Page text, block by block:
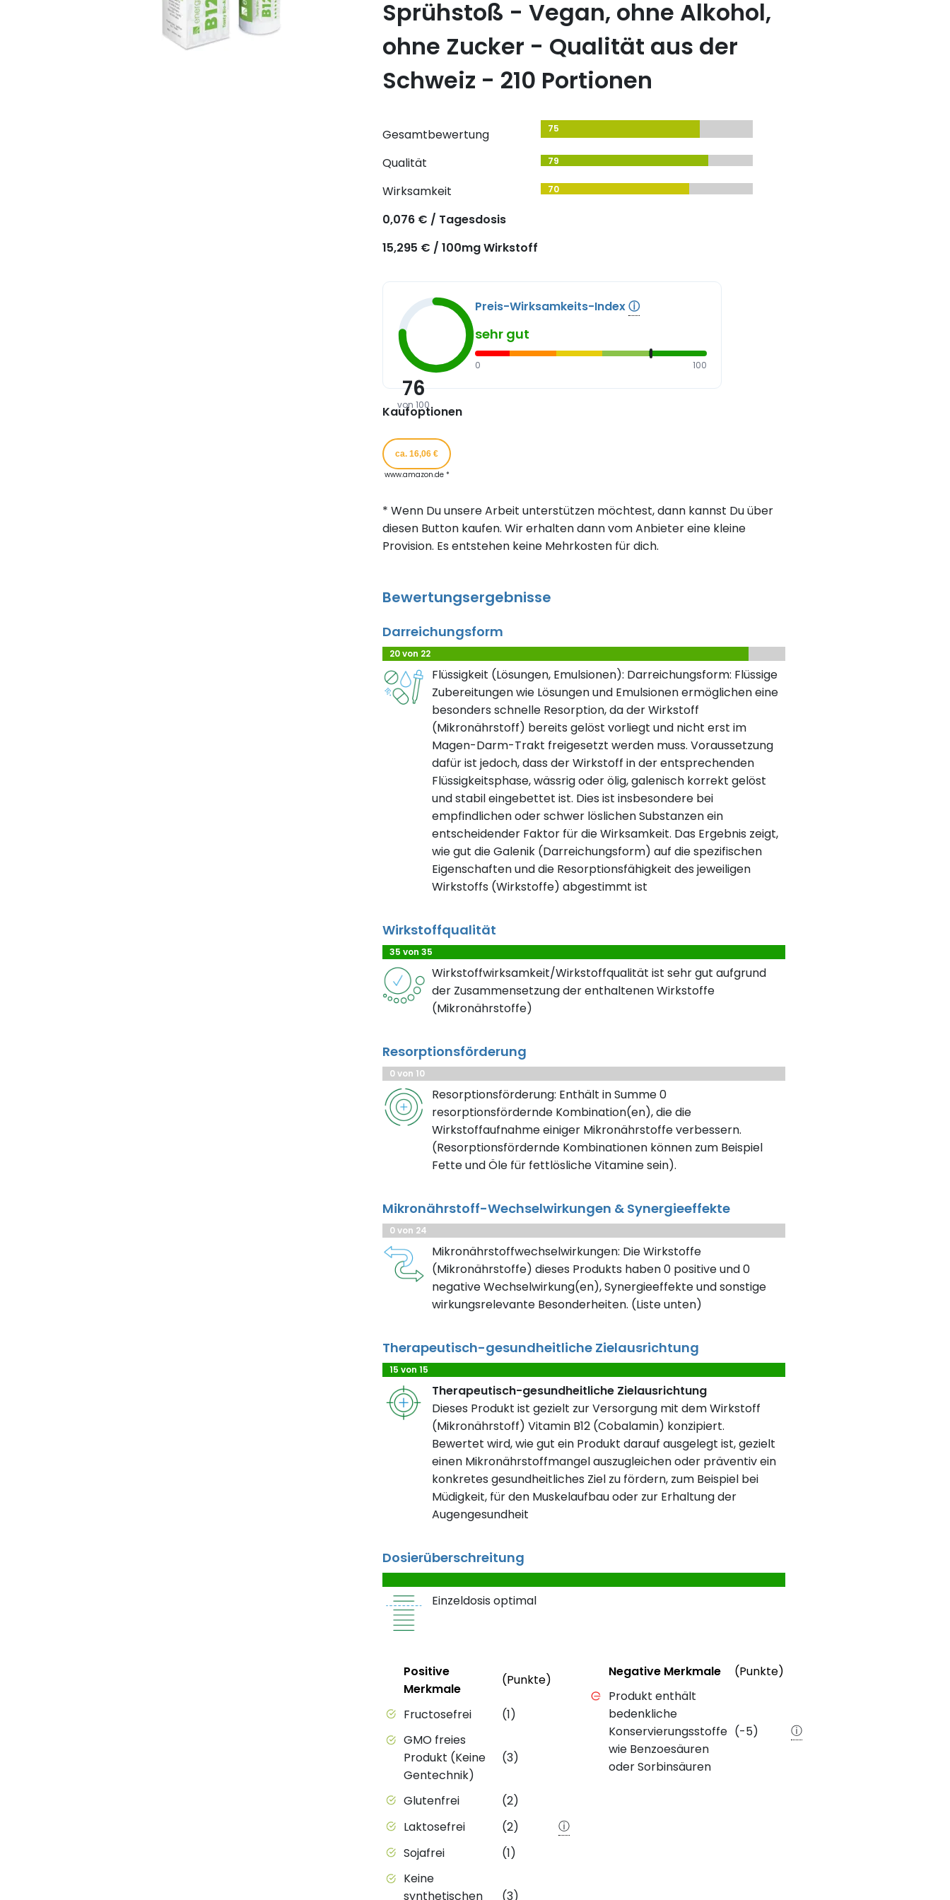
Sprühstoß - Vegan, ohne Alkohol,
ohne Zucker - Qualität aus der
Schweiz - 210 Portionen
Gesamtbewertung 75
Qualität 79
Wirksamkeit 70
0,076 € / Tagesdosis
15,295 € / 100mg Wirkstoff
76
von 100
Preis-Wirksamkeits-Indexⓘ
sehr gut
0 100
Kaufoptionen
ca. 16,06 €
www.amazon.de *
* Wenn Du unsere Arbeit unterstützen möchtest, dann kannst Du über
diesen Button kaufen. Wir erhalten dann vom Anbieter eine kleine
Provision. Es entstehen keine Mehrkosten für dich.
Bewertungsergebnisse
Darreichungsform
20 von 22
Flüssigkeit (Lösungen, Emulsionen): Darreichungsform: Flüssige
Zubereitungen wie Lösungen und Emulsionen ermöglichen eine
besonders schnelle Resorption, da der Wirkstoff
(Mikronährstoff) bereits gelöst vorliegt und nicht erst im
Magen-Darm-Trakt freigesetzt werden muss. Voraussetzung
dafür ist jedoch, dass der Wirkstoff in der entsprechenden
Flüssigkeitsphase, wässrig oder ölig, galenisch korrekt gelöst
und stabil eingebettet ist. Dies ist insbesondere bei
empfindlichen oder schwer löslichen Substanzen ein
entscheidender Faktor für die Wirksamkeit. Das Ergebnis zeigt,
wie gut die Galenik (Darreichungsform) auf die spezifischen
Eigenschaften und die Resorptionsfähigkeit des jeweiligen
Wirkstoffs (Wirkstoffe) abgestimmt ist
Wirkstoffqualität
35 von 35
Wirkstoffwirksamkeit/Wirkstoffqualität ist sehr gut aufgrund
der Zusammensetzung der enthaltenen Wirkstoffe
(Mikronährstoffe)
Resorptionsförderung
0 von 10
Resorptionsförderung: Enthält in Summe 0
resorptionsfördernde Kombination(en), die die
Wirkstoffaufnahme einiger Mikronährstoffe verbessern.
(Resorptionsfördernde Kombinationen können zum Beispiel
Fette und Öle für fettlösliche Vitamine sein).
Mikronährstoff-Wechselwirkungen & Synergieeffekte
0 von 24
Mikronährstoffwechselwirkungen: Die Wirkstoffe
(Mikronährstoffe) dieses Produkts haben 0 positive und 0
negative Wechselwirkung(en), Synergieeffekte und sonstige
wirkungsrelevante Besonderheiten. (Liste unten)
Therapeutisch-gesundheitliche Zielausrichtung
15 von 15
Therapeutisch-gesundheitliche Zielausrichtung
Dieses Produkt ist gezielt zur Versorgung mit dem Wirkstoff
(Mikronährstoff) Vitamin B12 (Cobalamin) konzipiert.
Bewertet wird, wie gut ein Produkt darauf ausgelegt ist, gezielt
einen Mikronährstoffmangel auszugleichen oder präventiv ein
konkretes gesundheitliches Ziel zu fördern, zum Beispiel bei
Müdigkeit, für den Muskelaufbau oder zur Erhaltung der
Augengesundheit
Dosierüberschreitung
Einzeldosis optimal
Positive Merkmale des Produkts mit Punktebewertung
StatusPositive
Merkmale
(Punkte)
Weitere Informationen
Fructosefrei
(1)
GMO freies
Produkt (Keine
Gentechnik)
(3)
Glutenfrei
(2)
Laktosefrei
(2)
ⓘ
Sojafrei
(1)
Keine
synthetischen
(3)
Negative Merkmale des Produkts mit Punkteabzug
StatusNegative Merkmale (Punkte)
Produkt enthält
bedenkliche
Konservierungsstoffe
wie Benzoesäuren
oder Sorbinsäuren
(-5) ⓘ